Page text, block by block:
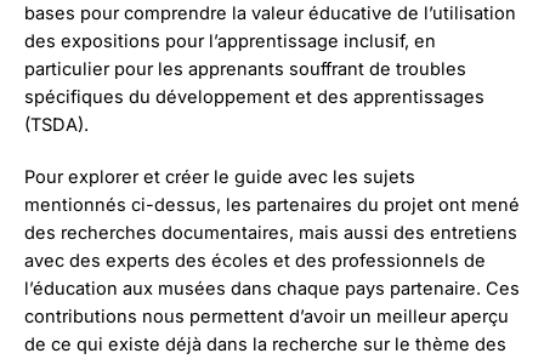
bases pour comprendre la valeur éducative de l’utilisation
des expositions pour l’apprentissage inclusif, en
particulier pour les apprenants souffrant de troubles
spécifiques du développement et des apprentissages
(TSDA).
Pour explorer et créer le guide avec les sujets
mentionnés ci-dessus, les partenaires du projet ont mené
des recherches documentaires, mais aussi des entretiens
avec des experts des écoles et des professionnels de
l’éducation aux musées dans chaque pays partenaire. Ces
contributions nous permettent d’avoir un meilleur aperçu
de ce qui existe déjà dans la recherche sur le thème des